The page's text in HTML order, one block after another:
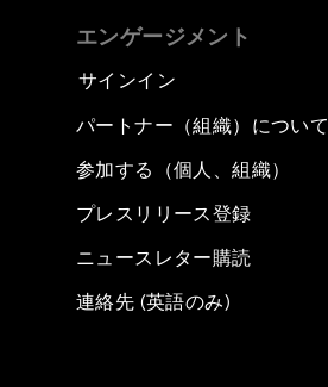
エンゲージメント
サインイン
パートナー（組織）について
参加する（個人、組織）
プレスリリース登録
ニュースレター購読
連絡先 (英語のみ)